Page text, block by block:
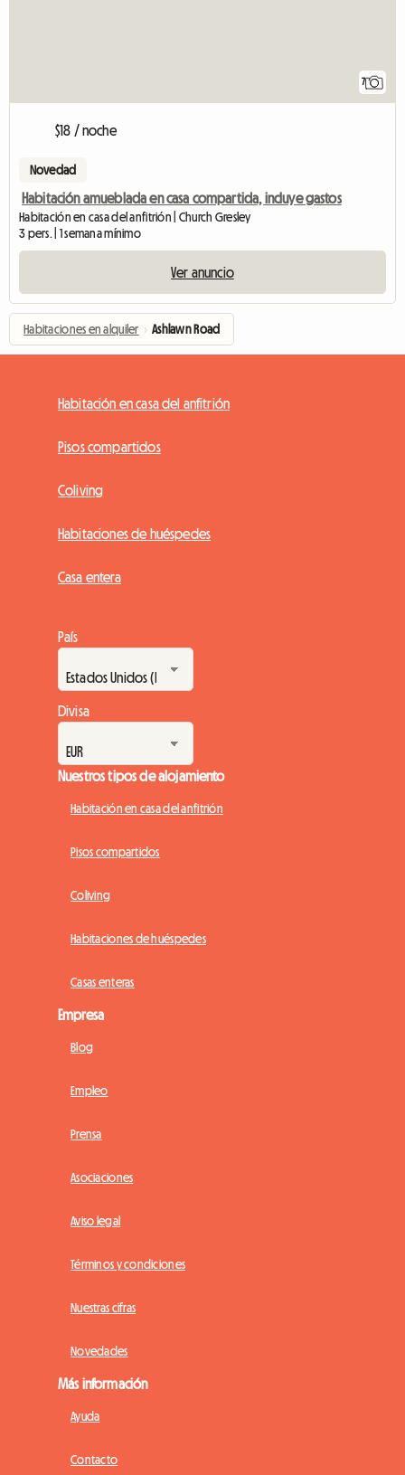
7
$18 / noche
Novedad
Habitación amueblada en casa compartida, incluye gastos
Habitación en casa del anfitrión | Church Gresley
3 pers. | 1 semana mínimo
Ver anuncio
Habitaciones en alquiler › Ashlawn Road
Habitación en casa del anfitrión
Pisos compartidos
Coliving
Habitaciones de huéspedes
Casa entera
País
Divisa
Nuestros tipos de alojamiento
Habitación en casa del anfitrión
Pisos compartidos
Coliving
Habitaciones de huéspedes
Casas enteras
Empresa
Blog
Empleo
Prensa
Asociaciones
Aviso legal
Términos y condiciones
Nuestras cifras
Novedades
Más información
Ayuda
Contacto